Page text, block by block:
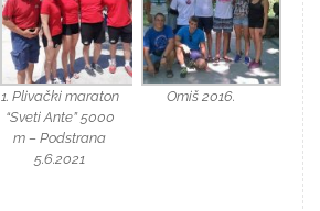
1. Plivački maraton
“Sveti Ante” 5000
m – Podstrana
5.6.2021
Omiš 2016.